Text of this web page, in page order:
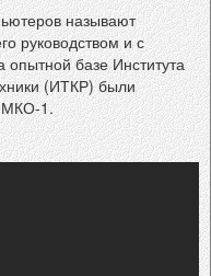
называют
руководством и с
опытной базе Института
(ИТКР) были
1.